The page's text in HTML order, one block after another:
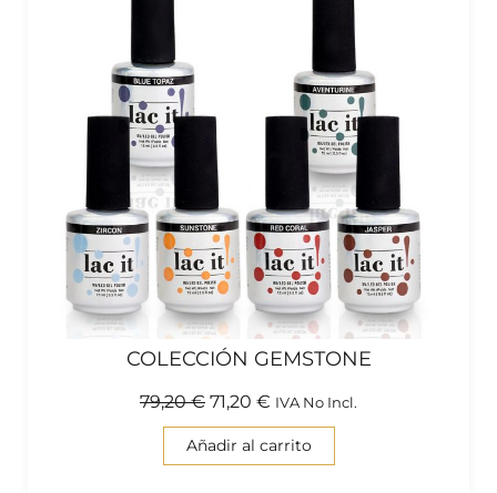
COLECCIÓN GEMSTONE
79,20€ 71,20 € IVA No Incl.
Añadir al carrito